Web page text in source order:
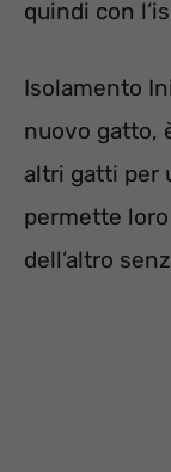
quindi con
Isolamento
nuovo gatto,
altri gatti per
permette
dell’altro